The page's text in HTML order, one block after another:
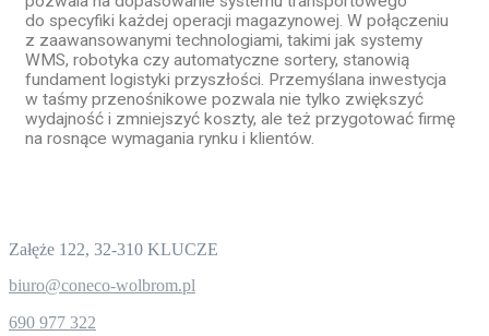
do specyfiki każdej operacji magazynowej. W połączeniu
z zaawansowanymi technologiami, takimi jak systemy
WMS, robotyka czy automatyczne sortery, stanowią
fundament logistyki przyszłości. Przemyślana inwestycja
w taśmy przenośnikowe pozwala nie tylko zwiększyć
wydajność i zmniejszyć koszty, ale też przygotować firmę
na rosnące wymagania rynku i klientów.
Załęże 122, 32-310 KLUCZE
biuro@coneco-wolbrom.pl
690 977 322